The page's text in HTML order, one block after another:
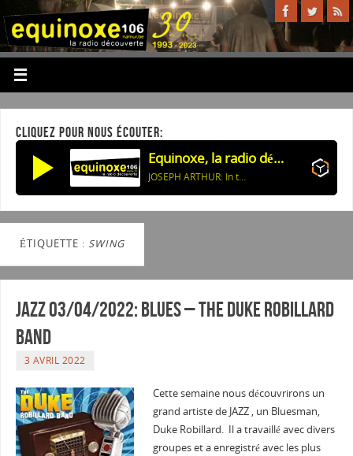
CLIQUEZ POUR NOUS ÉCOUTER:
Equinoxe, la radio découverte
JOSEPH ARTHUR: In the sun
ÉTIQUETTE : SWING
Jazz 03/04/2022: Blues – The Duke Robillard
Band
3 AVRIL 2022
Cette semaine nous découvrirons un
grand artiste de JAZZ , un Bluesman,
Duke Robillard. Il a travaillé avec divers
groupes et a enregistré avec les plus